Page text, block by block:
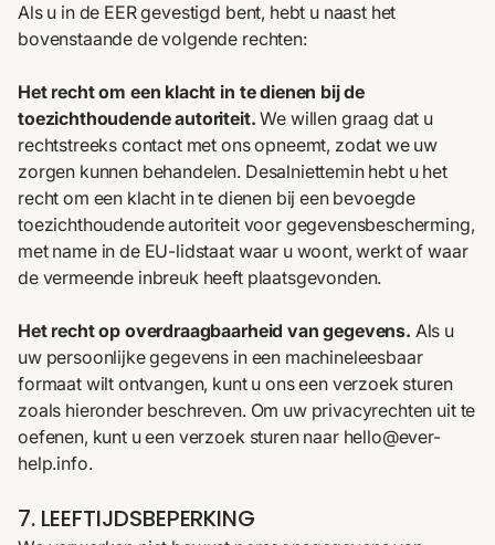
Als u in de EER gevestigd bent, hebt u naast het
bovenstaande de volgende rechten:
Het recht om een klacht in te dienen bij de
toezichthoudende autoriteit. We willen graag dat u
rechtstreeks contact met ons opneemt, zodat we uw
zorgen kunnen behandelen. Desalniettemin hebt u het
recht om een klacht in te dienen bij een bevoegde
toezichthoudende autoriteit voor gegevensbescherming,
met name in de EU-lidstaat waar u woont, werkt of waar
de vermeende inbreuk heeft plaatsgevonden.
Het recht op overdraagbaarheid van gegevens. Als u
uw persoonlijke gegevens in een machineleesbaar
formaat wilt ontvangen, kunt u ons een verzoek sturen
zoals hieronder beschreven. Om uw privacyrechten uit te
oefenen, kunt u een verzoek sturen naar hello@ever-
help.info.
7. LEEFTIJDSBEPERKING